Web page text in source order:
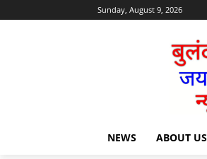
Sunday, August 9, 2026
NEWS ABOUT US